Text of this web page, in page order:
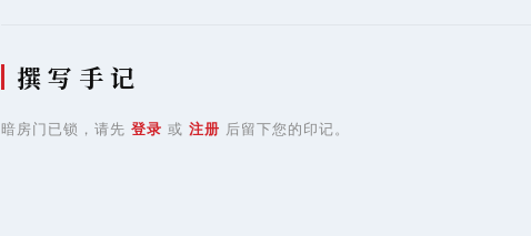
撰 写 手 记
暗房门已锁，请先 登录 或 注册 后留下您的印记。